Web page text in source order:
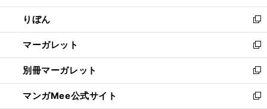
開
く
ウ
で
開
く
ン
ド
ウ
で
開
く
ウ
ィ
ン
ド
ウ
で
開
く
りぼん
新
し
い
ウ
ィ
ン
ド
マーガレット
新
し
い
ウ
ィ
別冊マーガレット
新
し
い
マンガMee公式サイト
新